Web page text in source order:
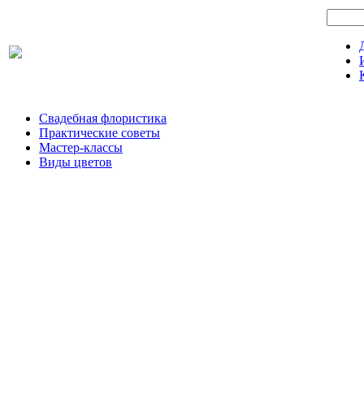
Свадебная флористика
Практические советы
Мастер-классы
Виды цветов